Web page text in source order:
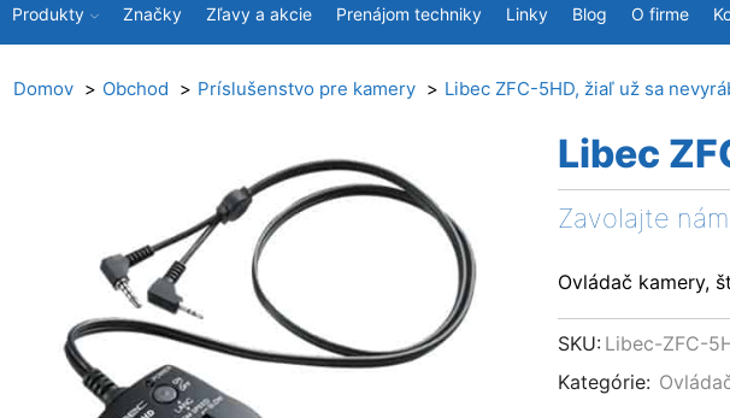
Produkty Značky Zľavy a akcie Prenájom techniky Linky Blog O firme
Domov Obchod Príslušenstvo pre kamery Libec ZFC-5HD, žiaľ už sa
Libec
Zavolajte
Ovládač kamery,
SKU: Libec-ZFC-
Kategórie: